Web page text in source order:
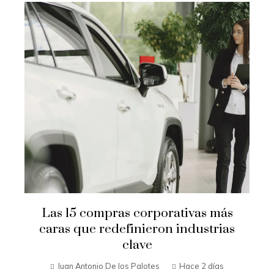
Las 15 compras corporativas más
caras que redefinieron industrias
clave
Juan Antonio De los Palotes Hace 2 días